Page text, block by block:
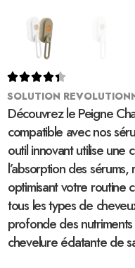

SOLUTION
Découvrez le Peigne
compatible avec nos
outil innovant utilise une
l’absorption des
optimisant votre routine
tous les types de
profonde des
chevelure éclatante de